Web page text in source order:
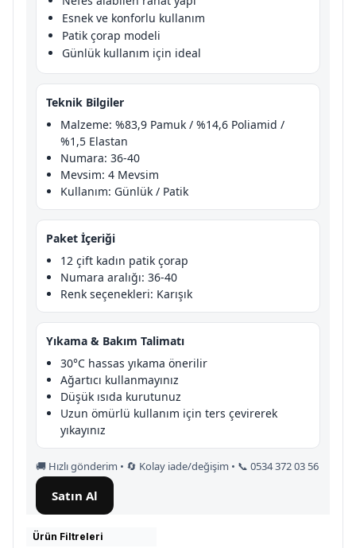
Esnek ve konforlu kullanım
Patik çorap modeli
Günlük kullanım için ideal
Teknik Bilgiler
Malzeme: %83,9 Pamuk / %14,6 Poliamid /
%1,5 Elastan
Numara: 36-40
Mevsim: 4 Mevsim
Kullanım: Günlük / Patik
Paket İçeriği
12 çift kadın patik çorap
Numara aralığı: 36-40
Renk seçenekleri: Karışık
Yıkama & Bakım Talimatı
30°C hassas yıkama önerilir
Ağartıcı kullanmayınız
Düşük ısıda kurutunuz
Uzun ömürlü kullanım için ters çevirerek
yıkayınız
🚚 Hızlı gönderim • 🔄 Kolay iade/değişim • 📞 0534 372 03 56
Satın Al
Ürün Filtreleri